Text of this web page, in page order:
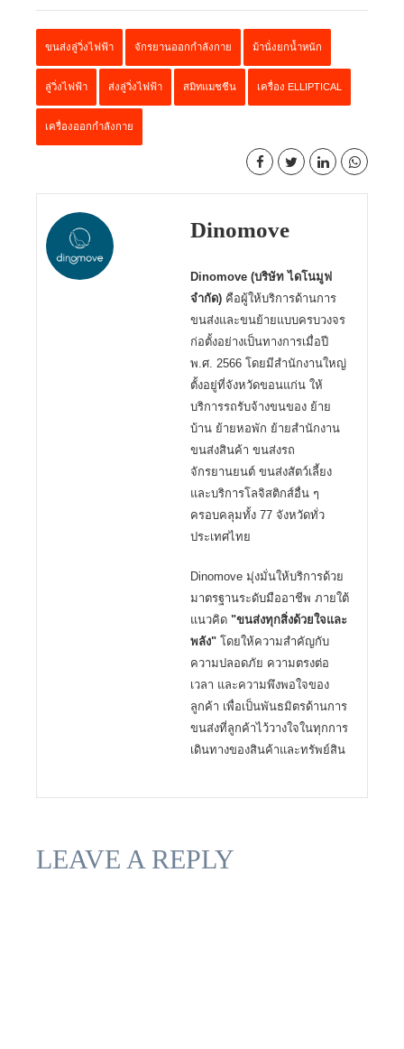
ขนส่งลู่วิ่งไฟฟ้า จักรยานออกกำลังกาย ม้านั่งยกน้ำหนัก
ลู่วิ่งไฟฟ้า ส่งลู่วิ่งไฟฟ้า สมิทแมชชีน เครื่อง ELLIPTICAL
เครื่องออกกำลังกาย
Dinomove
Dinomove (บริษัท ไดโนมูฟ
จำกัด) คือผู้ให้บริการด้านการ
ขนส่งและขนย้ายแบบครบวงจร
ก่อตั้งอย่างเป็นทางการเมื่อปี
พ.ศ. 2566 โดยมีสำนักงานใหญ่
ตั้งอยู่ที่จังหวัดขอนแก่น ให้
บริการรถรับจ้างขนของ ย้าย
บ้าน ย้ายหอพัก ย้ายสำนักงาน
ขนส่งสินค้า ขนส่งรถ
จักรยานยนต์ ขนส่งสัตว์เลี้ยง
และบริการโลจิสติกส์อื่น ๆ
ครอบคลุมทั้ง 77 จังหวัดทั่ว
ประเทศไทย
Dinomove มุ่งมั่นให้บริการด้วย
มาตรฐานระดับมืออาชีพ ภายใต้
แนวคิด "ขนส่งทุกสิ่งด้วยใจและ
พลัง" โดยให้ความสำคัญกับ
ความปลอดภัย ความตรงต่อ
เวลา และความพึงพอใจของ
ลูกค้า เพื่อเป็นพันธมิตรด้านการ
ขนส่งที่ลูกค้าไว้วางใจในทุกการ
เดินทางของสินค้าและทรัพย์สิน
LEAVE A REPLY